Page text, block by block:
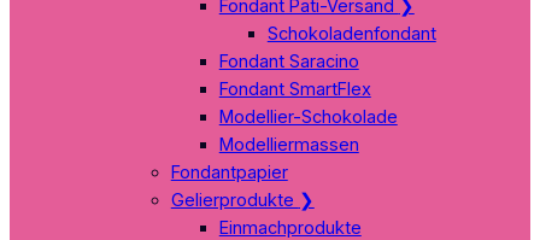
Fondant Pati-Versand ❯
Schokoladenfondant
Fondant Saracino
Fondant SmartFlex
Modellier-Schokolade
Modelliermassen
Fondantpapier
Gelierprodukte ❯
Einmachprodukte